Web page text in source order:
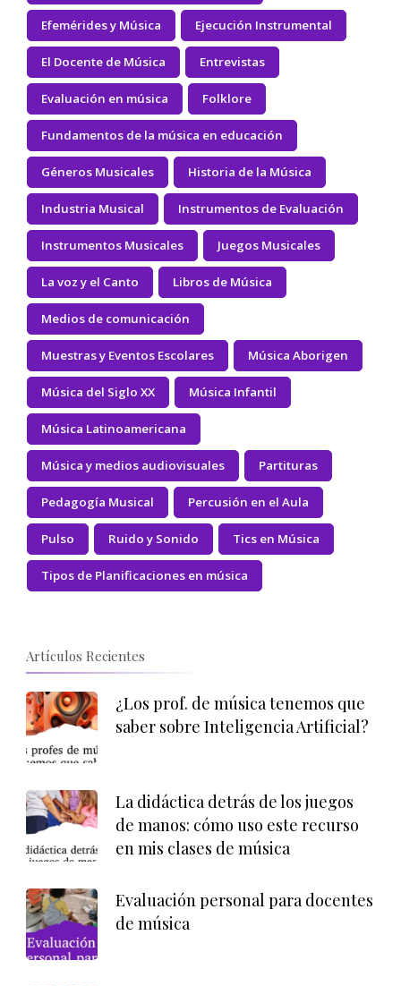
Efemérides y Música Ejecución Instrumental
El Docente de Música Entrevistas
Evaluación en música Folklore
Fundamentos de la música en educación
Géneros Musicales Historia de la Música
Industria Musical Instrumentos de Evaluación
Instrumentos Musicales Juegos Musicales
La voz y el Canto Libros de Música
Medios de comunicación
Muestras y Eventos Escolares Música Aborigen
Música del Siglo XX Música Infantil
Música Latinoamericana
Música y medios audiovisuales Partituras
Pedagogía Musical Percusión en el Aula
Pulso Ruido y Sonido Tics en Música
Tipos de Planificaciones en música
Artículos Recientes
¿Los prof. de música tenemos que
saber sobre Inteligencia Artificial?
La didáctica detrás de los juegos
de manos: cómo uso este recurso
en mis clases de música
Evaluación personal para docentes
de música